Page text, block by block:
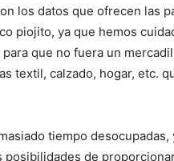
los datos que ofrecen las
piojito, ya que hemos
que no fuera un
textil, calzado, hogar, etc.
tiempo
de